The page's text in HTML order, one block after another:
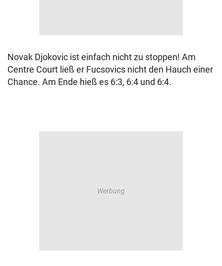
Novak Djokovic ist einfach nicht zu stoppen! Am
Centre Court ließ er Fucsovics nicht den Hauch einer
Chance. Am Ende hieß es 6:3, 6:4 und 6:4.